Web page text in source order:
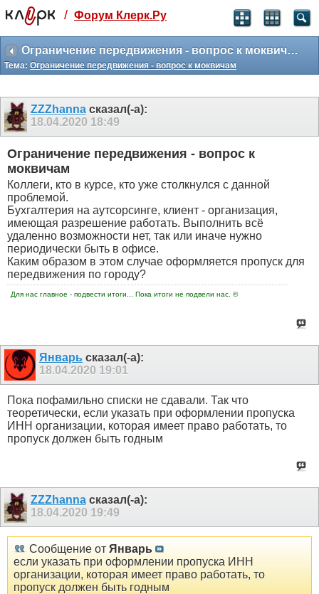
Святые угодники, Клерк без рекламы
прекрасен:)
месяц
3 месяца
259 ₽
-10%
499
₽
-15%
Отмена Оплатить
/ Форум Клерк.Ру
Ограничение передвижения - вопрос к моквичам
Тема: Ограничение передвижения - вопрос к моквичам
ZZZhannaсказал(-а):
18.04.2020 18:49
Ограничение передвижения - вопрос к
моквичам
Коллеги, кто в курсе, кто уже столкнулся с данной
проблемой.
Бухгалтерия на аутсорсинге, клиент - организация,
имеющая разрешение работать. Выполнить всё
удаленно возможности нет, так или иначе нужно
периодически быть в офисе.
Каким образом в этом случае оформляется пропуск для
передвижения по городу?
Для нас главное - подвести итоги... Пока итоги не подвели нас. ©
Январь сказал(-а):
18.04.2020 19:01
Пока пофамильно списки не сдавали. Так что
теоретически, если указать при оформлении пропуска
ИНН организации, которая имеет право работать, то
пропуск должен быть годным
ZZZhannaсказал(-а):
18.04.2020 19:49
Сообщение от Январь
если указать при оформлении пропуска ИНН
организации, которая имеет право работать, то
пропуск должен быть годным